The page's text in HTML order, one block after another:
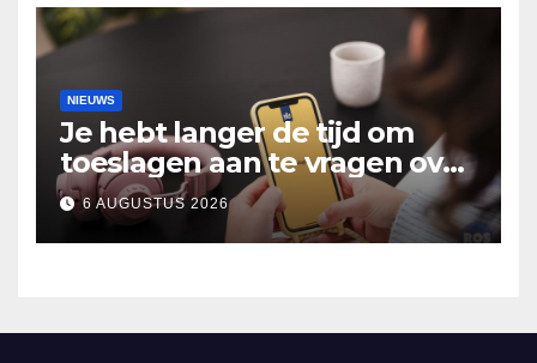
NIEUWS
Je hebt langer de tijd om
toeslagen aan te vragen over
2025
6 AUGUSTUS 2026